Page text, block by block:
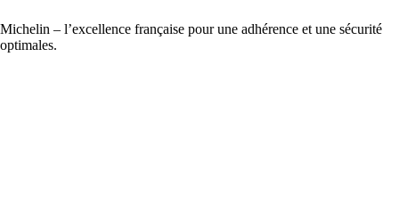
Michelin – l’excellence française pour une adhérence et une sécurité
optimales.